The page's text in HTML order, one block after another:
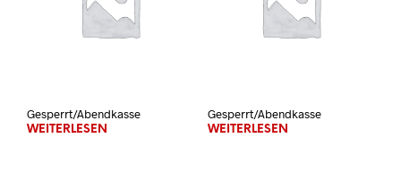
Gesperrt/Abendkasse
WEITERLESEN
Gesperrt/Abendkasse
WEITERLESEN